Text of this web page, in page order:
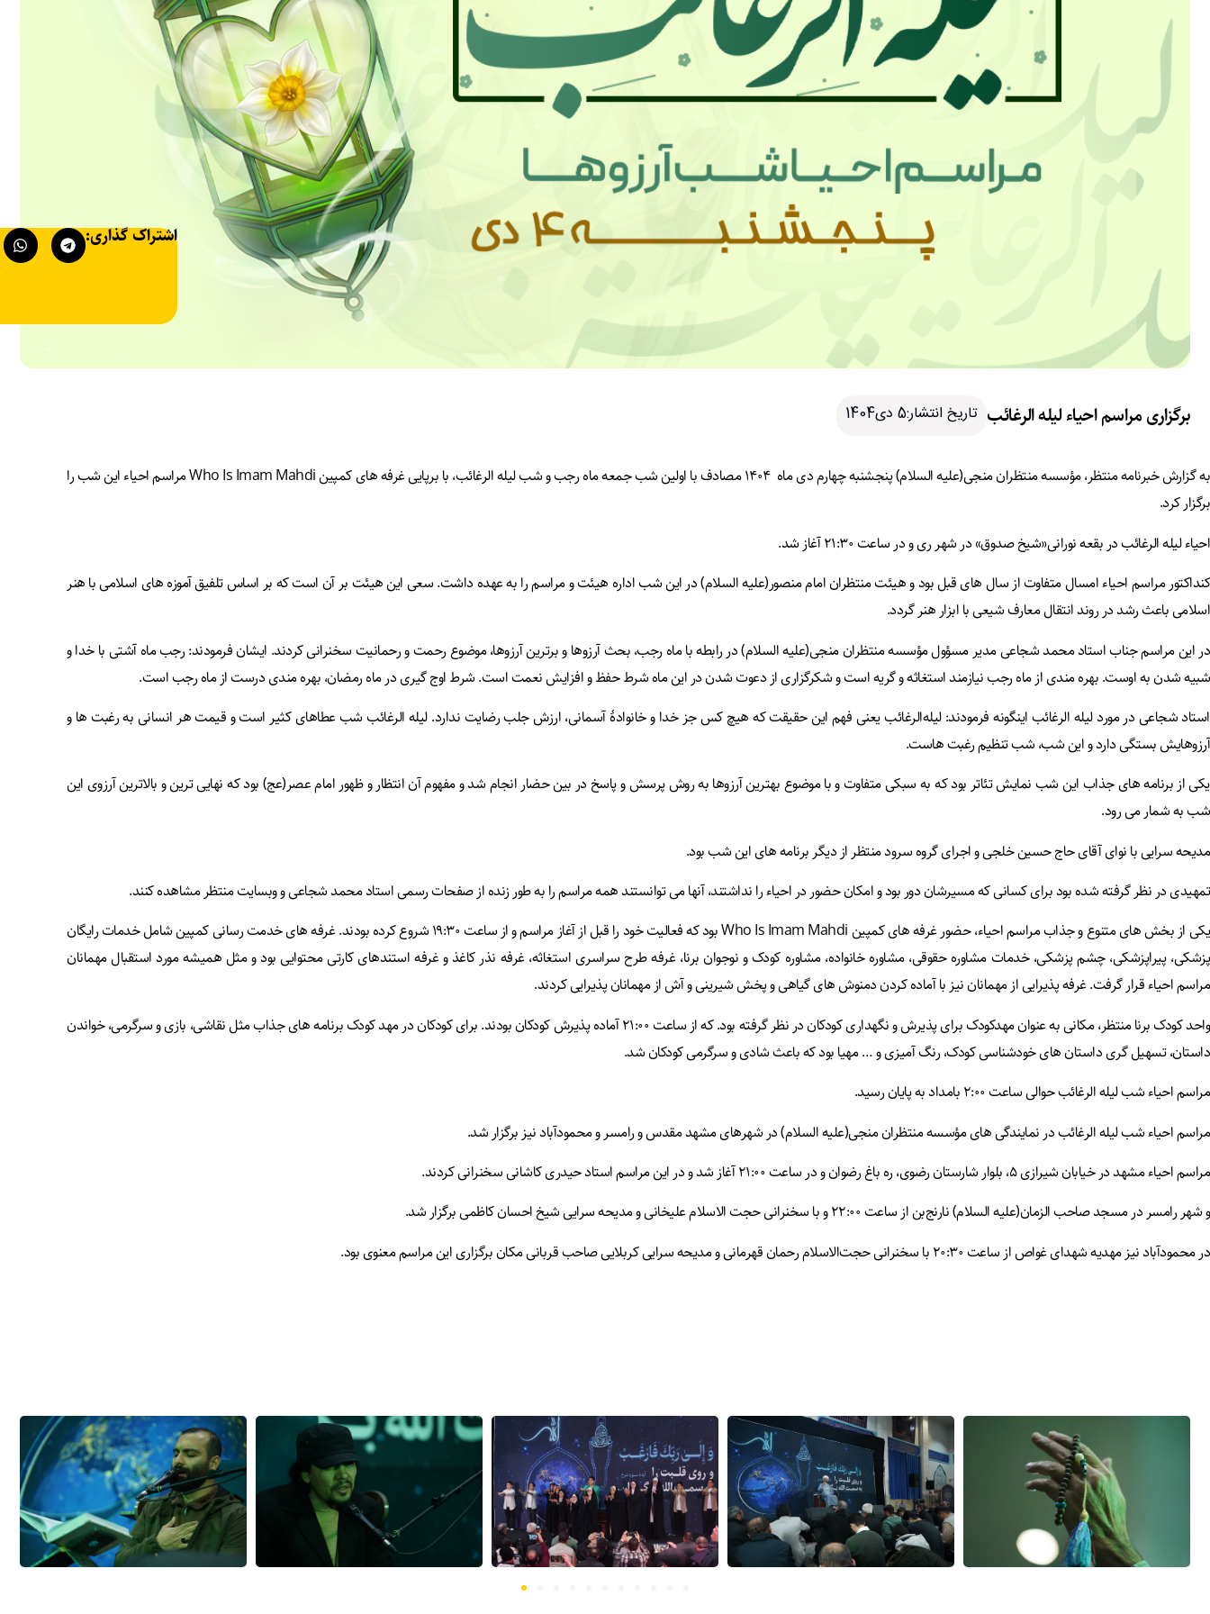
اشتراک گذاری:
برگزاری مراسم احیاء لیله الرغائب تاریخ انتشار:5 دی1404
به گزارش خبرنامه منتظر، مؤسسه منتظران منجی(علیه السلام) پنجشنبه چهارم دی ماه ۱۴۰۴ مصادف با اولین شب جمعه ماه رجب و شب لیله الرغائب، با برپایی غرفه های کمپین Who Is Imam Mahdi مراسم احیاء این شب را
برگزار کرد.
احیاء لیله الرغائب در بقعه نورانی«شیخ صدوق» در شهر ری و در ساعت ۲۱:۳۰ آغاز شد.
کنداکتور مراسم احیاء امسال متفاوت از سال های قبل بود و هیئت منتظران امام منصور(علیه السلام) در این شب اداره هیئت و مراسم را به عهده داشت. سعی این هیئت بر آن است که بر اساس تلفیق آموزه های اسلامی با هنر
اسلامی باعث رشد در روند انتقال معارف شیعی با ابزار هنر گردد.
در این مراسم جناب استاد محمد شجاعی مدیر مسؤول مؤسسه منتظران منجی(علیه السلام) در رابطه با ماه رجب، بحث آرزوها و برترین آرزوها، موضوع رحمت و رحمانیت سخنرانی کردند. ایشان فرمودند: رجب ماه آشتی با خدا و
شبیه شدن به اوست. بهره مندی از ماه رجب نیازمند استغاثه و گریه است و شکرگزاری از دعوت شدن در این ماه شرط حفظ و افزایش نعمت است. شرط اوج گیری در ماه رمضان، بهره مندی درست از ماه رجب است.
استاد شجاعی در مورد لیله الرغائب اینگونه فرمودند: لیله‌الرغائب یعنی فهم این حقیقت که هیچ کس جز خدا و خانوادۀ آسمانی، ارزش جلب رضایت ندارد. لیله الرغائب شب عطاهای کثیر است و قیمت هر انسانی به رغبت ها و
آرزوهایش بستگی دارد و این شب، شب تنظیم رغبت هاست.
یکی از برنامه های جذاب این شب نمایش تئاتر بود که به سبکی متفاوت و با موضوع بهترین آرزوها به روش پرسش و پاسخ در بین حضار انجام شد و مفهوم آن انتظار و ظهور امام عصر(عج) بود که نهایی ترین و بالاترین آرزوی این
شب به شمار می رود.
مدیحه سرایی با نوای آقای حاج حسین خلجی و اجرای گروه سرود منتظر از دیگر برنامه های این شب بود.
تمهیدی در نظر گرفته شده بود برای کسانی که مسیرشان دور بود و امکان حضور در احیاء را نداشتند، آنها می توانستند همه مراسم را به طور زنده از صفحات رسمی استاد محمد شجاعی و وبسایت منتظر مشاهده کنند.
یکی از بخش های متنوع و جذاب مراسم احیاء، حضور غرفه های کمپین Who Is Imam Mahdi بود که فعالیت خود را قبل از آغاز مراسم و از ساعت ۱۹:۳۰ شروع کرده بودند. غرفه های خدمت رسانی کمپین شامل خدمات رایگان
پزشکی، پیراپزشکی، چشم پزشکی، خدمات مشاوره حقوقی، مشاوره خانواده، مشاوره کودک و نوجوان برنا، غرفه طرح سراسری استغاثه، غرفه نذر کاغذ و غرفه استندهای کارتی محتوایی بود و مثل همیشه مورد استقبال مهمانان
مراسم احیاء قرار گرفت. غرفه پذیرایی از مهمانان نیز با آماده کردن دمنوش های گیاهی و پخش شیرینی و آش از مهمانان پذیرایی کردند.
واحد کودک برنا منتظر، مکانی به عنوان مهدکودک برای پذیرش و نگهداری کودکان در نظر گرفته بود. که از ساعت ۲۱:۰۰ آماده پذیرش کودکان بودند. برای کودکان در مهد کودک برنامه های جذاب مثل نقاشی، بازی و سرگرمی، خواندن
داستان، تسهیل گری داستان های خودشناسی کودک، رنگ آمیزی و … مهیا بود که باعث شادی و سرگرمی کودکان شد.
مراسم احیاء شب لیله الرغائب حوالی ساعت ۲:۰۰ بامداد به پایان رسید.
مراسم احیاء شب لیله الرغائب در نمایندگی های مؤسسه منتظران منجی(علیه السلام) در شهرهای مشهد مقدس و رامسر و محمودآباد نیز برگزار شد.
مراسم احیاء مشهد در خیابان شیرازی ۵، بلوار شارستان رضوی، ره باغ رضوان و در ساعت ۲۱:۰۰ آغاز شد و در این مراسم استاد حیدری کاشانی سخنرانی کردند.
و شهر رامسر در مسجد صاحب الزمان(علیه السلام) نارنج‌بن از ساعت ۲۲:۰۰ و با سخنرانی حجت الاسلام علیخانی و مدیحه سرایی شیخ احسان کاظمی برگزار شد.
در محمودآباد نیز مهدیه شهدای غواص از ساعت ۲۰:۳۰ با سخنرانی حجت‌الاسلام رحمان قهرمانی و مدیحه سرایی کربلایی صاحب قربانی مکان برگزاری این مراسم معنوی بود.